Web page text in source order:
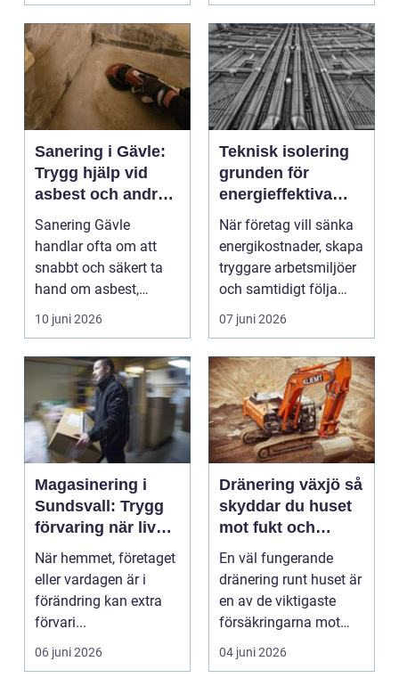
Sanering i Gävle:
Trygg hjälp vid
asbest och andra
skador
Sanering Gävle
handlar ofta om att
snabbt och säkert ta
hand om asbest,
mögel, brand-...
10 juni 2026
Teknisk isolering
grunden för
energieffektiva
och säkra
installationer
När företag vill sänka
energikostnader, skapa
tryggare arbetsmiljöer
och samtidigt följa
lagkrav, ha...
07 juni 2026
Magasinering i
Sundsvall: Trygg
förvaring när livet
förändras
När hemmet, företaget
eller vardagen är i
förändring kan extra
förvari...
06 juni 2026
Dränering växjö så
skyddar du huset
mot fukt och
vattenskador
En väl fungerande
dränering runt huset är
en av de viktigaste
försäkringarna mot
fukt, mögel och spr...
04 juni 2026